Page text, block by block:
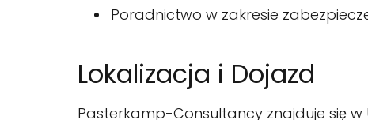
Poradnictwo w zakresie
Lokalizacja i Dojazd
Pasterkamp-Consultancy znajduje się w